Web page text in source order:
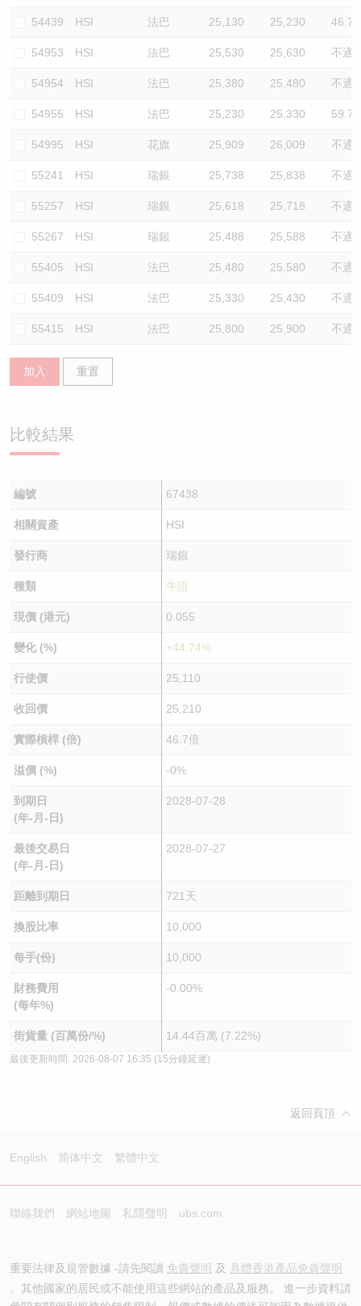
54439 HSI 法巴 25,130 25,230 46.7
54953 HSI 法巴 25,530 25,630 不適
54954 HSI 法巴 25,380 25,480 不適
54955 HSI 法巴 25,230 25,330 59.7
54995 HSI 花旗 25,909 26,009 不適
55241 HSI 瑞銀 25,738 25,838 不適
55257 HSI 瑞銀 25,618 25,718 不適
55267 HSI 瑞銀 25,488 25,588 不適
55405 HSI 法巴 25,480 25,580 不適
55409 HSI 法巴 25,330 25,430 不適
55415 HSI 法巴 25,800 25,900 不適
加入 重置
比較結果
編號 67438
相關資產 HSI
發行商 瑞銀
種類 牛證
現價 (港元) 0.055
變化 (%) +44.74%
行使價 25,110
收回價 25,210
實際槓桿 (倍) 46.7倍
溢價 (%) -0%
到期日
(年-月-日)
2028-07-28
最後交易日
(年-月-日)
2028-07-27
距離到期日 721天
換股比率 10,000
每手(份) 10,000
財務費用
(每年%)
-0.00%
街貨量 (百萬份/%) 14.44百萬 (7.22%)
最後更新時間: 2026-08-07 16:35 (15分鐘延遲)
返回頁頂
English 简体中文 繁體中文
聯絡我們 網站地圖 私隱聲明 ubs.com
重要法律及規管數據 -請先閱讀 免責聲明 及 具體香港產品免責聲明
。其他國家的居民或不能使用這些網站的產品及服務。 進一步資料請